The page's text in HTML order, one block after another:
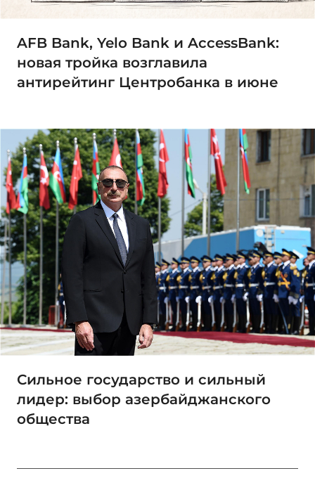
AFB Bank, Yelo Bank и AccessBank:
новая тройка возглавила
антирейтинг Центробанка в июне
Сильное государство и сильный
лидер: выбор азербайджанского
общества